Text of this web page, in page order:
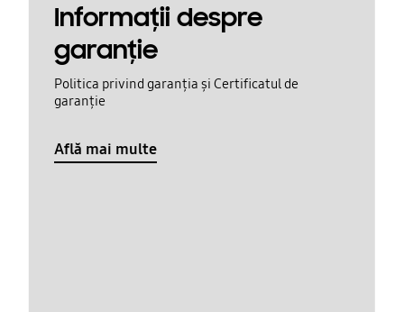
Informaţii despre
garanţie
Politica privind garanția și Certificatul de
garanție
Află mai multe